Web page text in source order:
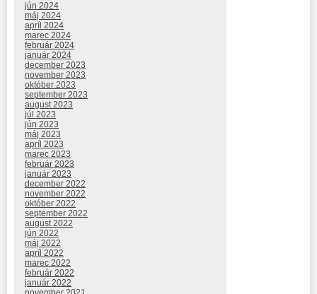
jún 2024
máj 2024
apríl 2024
marec 2024
február 2024
január 2024
december 2023
november 2023
október 2023
september 2023
august 2023
júl 2023
jún 2023
máj 2023
apríl 2023
marec 2023
február 2023
január 2023
december 2022
november 2022
október 2022
september 2022
august 2022
jún 2022
máj 2022
apríl 2022
marec 2022
február 2022
január 2022